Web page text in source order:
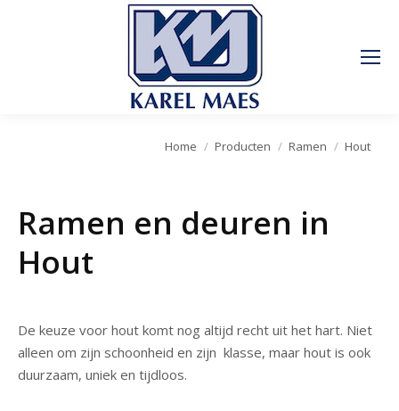
Je bent hier:
Home Producten Ramen Hout
Ramen en deuren in
Hout
De keuze voor hout komt nog altijd recht uit het hart. Niet
alleen om zijn schoonheid en zijn klasse, maar hout is ook
duurzaam, uniek en tijdloos.